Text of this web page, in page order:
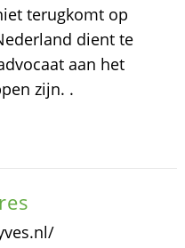
terugkomt op
dient te
aan het
zijn. .